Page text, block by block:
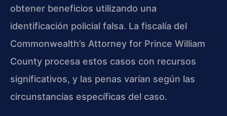
obtener beneficios utilizando una
identificación policial falsa. La fiscalía del
Commonwealth’s Attorney for Prince William
County procesa estos casos con recursos
significativos, y las penas varían según las
circunstancias específicas del caso.